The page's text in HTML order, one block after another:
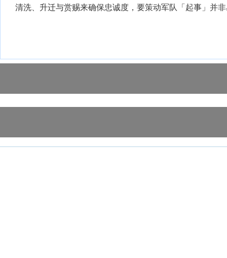
清洗、升迁与赏赐来确保忠诚度，要策动军队「起事」并